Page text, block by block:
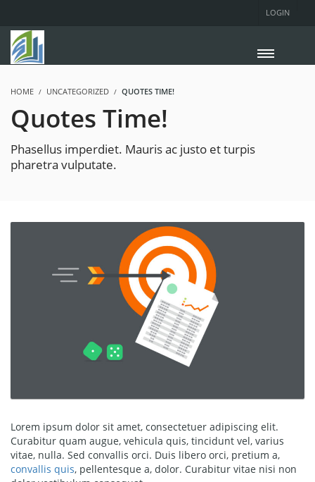
LOGIN
HOME UNCATEGORIZED QUOTES TIME!
Quotes Time!
Phasellus imperdiet. Mauris ac justo et turpis
pharetra vulputate.
Lorem ipsum dolor sit amet, consectetuer adipiscing elit.
Curabitur quam augue, vehicula quis, tincidunt vel, varius
vitae, nulla. Sed convallis orci. Duis libero orci, pretium a,
convallis quis, pellentesque a, dolor. Curabitur vitae nisi non